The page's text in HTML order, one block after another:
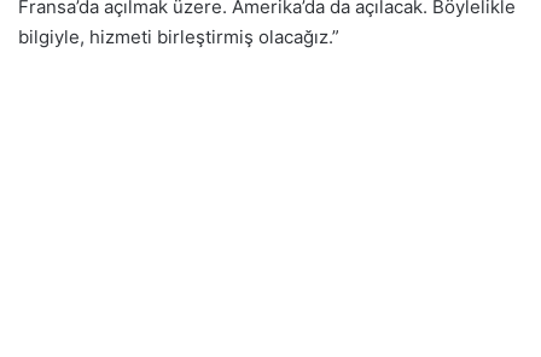
Fransa’da açılmak üzere. Amerika’da da açılacak. Böylelikle
bilgiyle, hizmeti birleştirmiş olacağız.”